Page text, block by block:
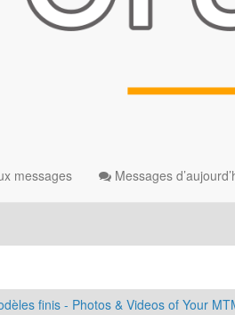
messages Messages
finis - Photos & Videos of Your